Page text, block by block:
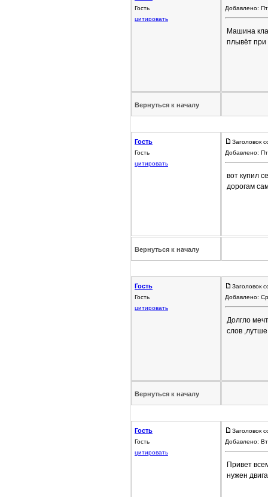
Гость
цитировать
Добавлено:
Машина
плывёт при
Вернуться к началу
Гость
Гость
цитировать
Заголовок
Добавлено:
вот купил
дорогам
Вернуться к началу
Гость
Гость
цитировать
Заголовок
Добавлено:
Долгло
слов
Вернуться к началу
Гость
Гость
цитировать
Заголовок
Добавлено:
Привет
нужен